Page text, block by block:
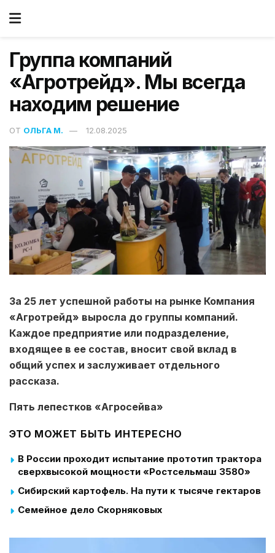
Группа компаний
«Агротрейд». Мы всегда
находим решение
ОТ ОЛЬГА М. 12.08.2025
За 25 лет успешной работы на рынке Компания
«Агротрейд» выросла до группы компаний.
Каждое предприятие или подразделение,
входящее в ее состав, вносит свой вклад в
общий успех и заслуживает отдельного
рассказа.
Пять лепестков «Агросейва»
ЭТО МОЖЕТ БЫТЬ ИНТЕРЕСНО
В России проходит испытание прототип трактора
сверхвысокой мощности «Ростсельмаш 3580»
Сибирский картофель. На пути к тысяче гектаров
Семейное дело Скорняковых